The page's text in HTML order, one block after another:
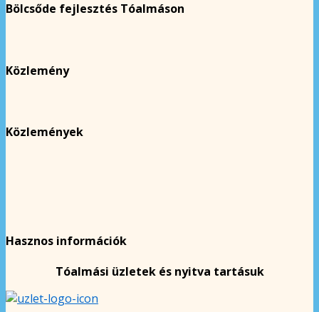
Bölcsőde fejlesztés Tóalmáson
Közlemény
Közlemények
Hasznos információk
Tóalmási üzletek és nyitva tartásuk